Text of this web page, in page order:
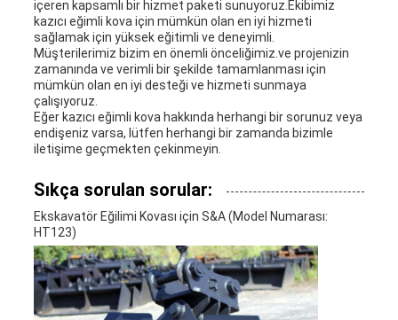
içeren kapsamlı bir hizmet paketi sunuyoruz.Ekibimiz
kazıcı eğimli kova için mümkün olan en iyi hizmeti
sağlamak için yüksek eğitimli ve deneyimli.
Müşterilerimiz bizim en önemli önceliğimiz.ve projenizin
zamanında ve verimli bir şekilde tamamlanması için
mümkün olan en iyi desteği ve hizmeti sunmaya
çalışıyoruz.
Eğer kazıcı eğimli kova hakkında herhangi bir sorunuz veya
endişeniz varsa, lütfen herhangi bir zamanda bizimle
iletişime geçmekten çekinmeyin.
Sıkça sorulan sorular:
Ekskavatör Eğilimi Kovası için S&A (Model Numarası:
HT123)